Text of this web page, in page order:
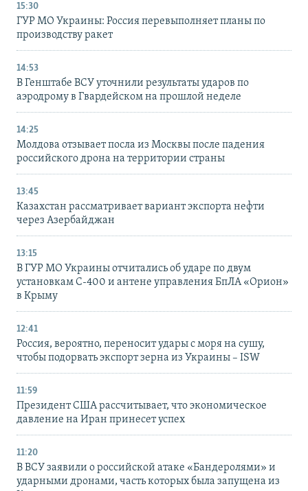
15:30
ГУР МО Украины: Россия перевыполняет планы по
производству ракет
14:53
В Генштабе ВСУ уточнили результаты ударов по
аэродрому в Гвардейском на прошлой неделе
14:25
Молдова отзывает посла из Москвы после падения
российского дрона на территории страны
13:45
Казахстан рассматривает вариант экспорта нефти
через Азербайджан
13:15
В ГУР МО Украины отчитались об ударе по двум
установкам С-400 и антене управления БпЛА «Орион»
в Крыму
12:41
Россия, вероятно, переносит удары с моря на сушу,
чтобы подорвать экспорт зерна из Украины – ISW
11:59
Президент США рассчитывает, что экономическое
давление на Иран принесет успех
11:20
В ВСУ заявили о российской атаке «Бандеролями» и
ударными дронами, часть которых была запущена из